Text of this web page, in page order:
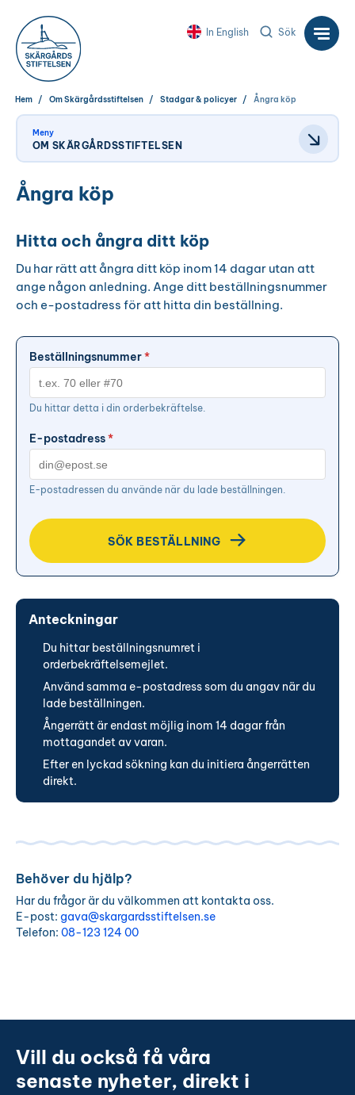
In English Sök
Hem Om Skärgårdsstiftelsen Stadgar & policyer Ångra köp
Meny
OM SKÄRGÅRDSSTIFTELSEN
Ångra köp
Hitta och ångra ditt köp
Du har rätt att ångra ditt köp inom 14 dagar utan att
ange någon anledning. Ange ditt beställningsnummer
och e-postadress för att hitta din beställning.
Beställningsnummer*
Du hittar detta i din orderbekräftelse.
E-postadress*
E-postadressen du använde när du lade beställningen.
SÖK BESTÄLLNING
Anteckningar
Du hittar beställningsnumret i
orderbekräftelsemejlet.
Använd samma e-postadress som du angav när du
lade beställningen.
Ångerrätt är endast möjlig inom 14 dagar från
mottagandet av varan.
Efter en lyckad sökning kan du initiera ångerrätten
direkt.
Behöver du hjälp?
Har du frågor är du välkommen att kontakta oss.
E-post: gava@skargardsstiftelsen.se
Telefon: 08-123 124 00
Vill du också få våra
senaste nyheter, direkt i